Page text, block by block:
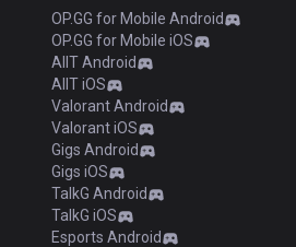
OP.GG for Mobile Android
OP.GG for Mobile iOS
AllT Android
AllT iOS
Valorant Android
Valorant iOS
Gigs Android
Gigs iOS
TalkG Android
TalkG iOS
Esports Android